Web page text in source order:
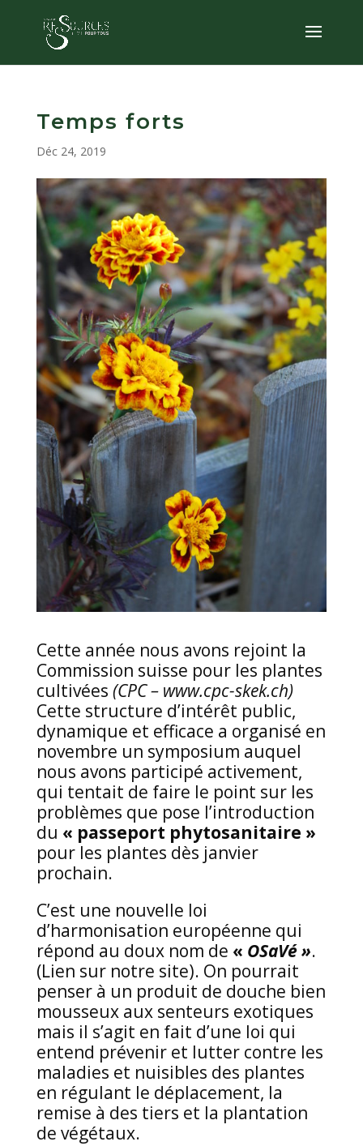
Temps forts
Déc 24, 2019
Cette année nous avons rejoint la
Commission suisse pour les plantes
cultivées (CPC – www.cpc-skek.ch)
Cette structure d’intérêt public,
dynamique et efficace a organisé en
novembre un symposium auquel
nous avons participé activement,
qui tentait de faire le point sur les
problèmes que pose l’introduction
du « passeport phytosanitaire »
pour les plantes dès janvier
prochain.
C’est une nouvelle loi
d’harmonisation européenne qui
répond au doux nom de « OSaVé ».
(Lien sur notre site). On pourrait
penser à un produit de douche bien
mousseux aux senteurs exotiques
mais il s’agit en fait d’une loi qui
entend prévenir et lutter contre les
maladies et nuisibles des plantes
en régulant le déplacement, la
remise à des tiers et la plantation
de végétaux.